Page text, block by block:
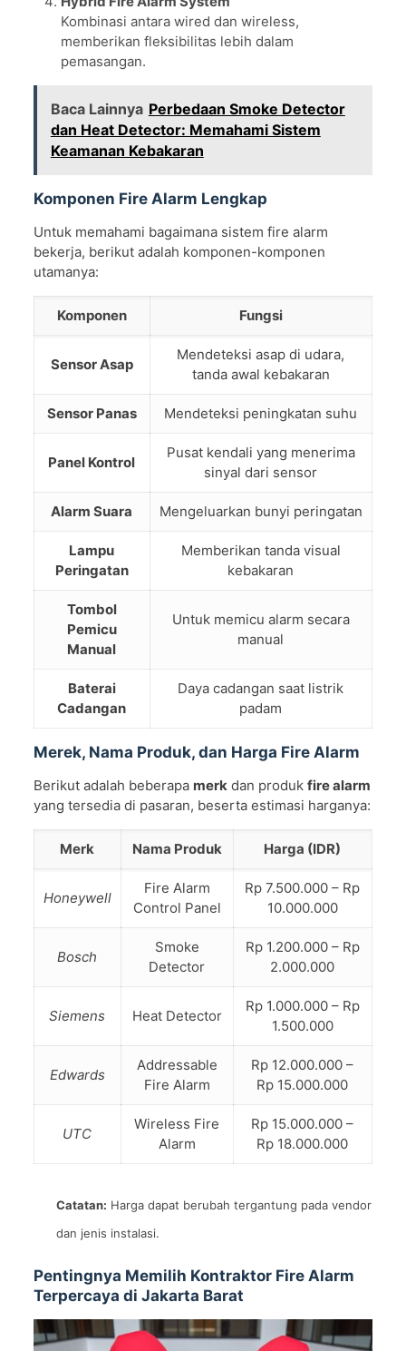
Kombinasi antara wired dan wireless,
memberikan fleksibilitas lebih dalam
pemasangan.
Baca Lainnya Perbedaan Smoke Detector
dan Heat Detector: Memahami Sistem
Keamanan Kebakaran
Komponen Fire Alarm Lengkap
Untuk memahami bagaimana sistem fire alarm
bekerja, berikut adalah komponen-komponen
utamanya:
Komponen Fungsi
Sensor Asap
Mendeteksi asap di udara,
tanda awal kebakaran
Sensor Panas Mendeteksi peningkatan suhu
Panel Kontrol
Pusat kendali yang menerima
sinyal dari sensor
Alarm Suara Mengeluarkan bunyi peringatan
Lampu
Peringatan
Memberikan tanda visual
kebakaran
Tombol
Pemicu
Manual
Untuk memicu alarm secara
manual
Baterai
Cadangan
Daya cadangan saat listrik
padam
Merek, Nama Produk, dan Harga Fire Alarm
Berikut adalah beberapa merkdan produk fire alarm
yang tersedia di pasaran, beserta estimasi harganya:
Merk Nama Produk Harga (IDR)
Honeywell
Fire Alarm
Control Panel
Rp 7.500.000 – Rp
10.000.000
Bosch
Smoke
Detector
Rp 1.200.000 – Rp
2.000.000
Siemens Heat Detector
Rp 1.000.000 – Rp
1.500.000
Edwards
Addressable
Fire Alarm
Rp 12.000.000 –
Rp 15.000.000
UTC
Wireless Fire
Alarm
Rp 15.000.000 –
Rp 18.000.000
Catatan: Harga dapat berubah tergantung pada vendor
dan jenis instalasi.
Pentingnya Memilih Kontraktor Fire Alarm
Terpercaya di Jakarta Barat